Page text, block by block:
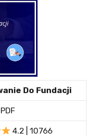
Do Fundacji
4.2 | 10766